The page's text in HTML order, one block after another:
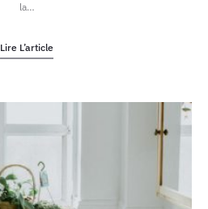
la…
Lire L’article